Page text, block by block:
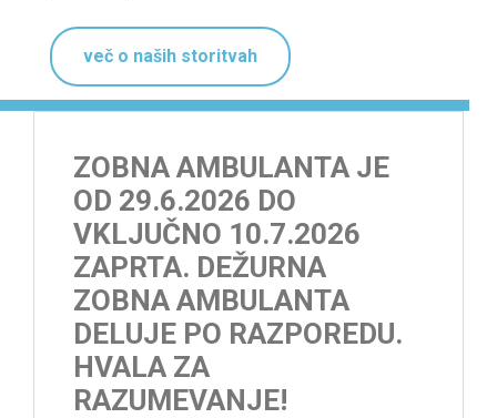
več o naših storitvah
ZOBNA AMBULANTA JE
OD 29.6.2026 DO
VKLJUČNO 10.7.2026
ZAPRTA. DEŽURNA
ZOBNA AMBULANTA
DELUJE PO RAZPOREDU.
HVALA ZA
RAZUMEVANJE!